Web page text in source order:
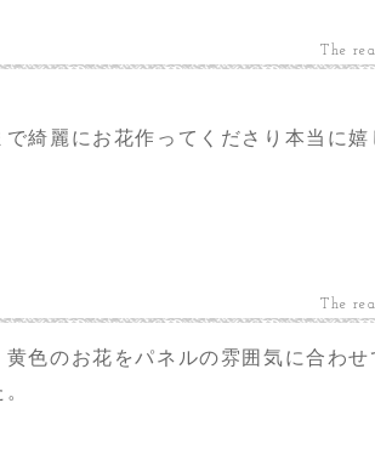
The
綺麗にお花作ってくださり本当に嬉
The
色のお花をパネルの雰囲気に合わせ